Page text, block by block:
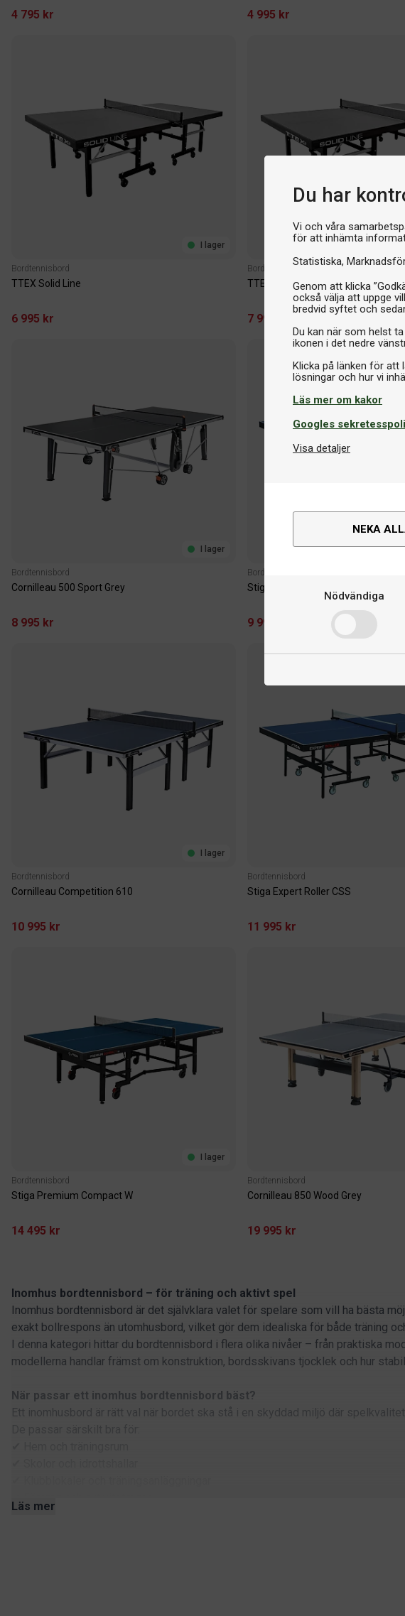
Du har
Vi och våra
för att inhämta
Statistiska
Genom att klicka
också välja att uppge
bredvid syftet och
Du kan när som helst
ikonen i det nedre
Klicka på länken för att
Läs mer om kakor
Googles
Visa detaljer
NEKA
Nödvändiga
4 795 kr 4 995 kr
I lager
Bordtennisbord
TTEX Solid Line
6 995 kr
Bordtennisbord
TTEX Solid Line 5-star Pack
7 995 kr
I lager
Bordtennisbord
Cornilleau 500 Sport Grey
8 995 kr
Bordtennisbord
Stiga Elite Roller Advance
9 995 kr
I lager
Bordtennisbord
Cornilleau Competition 610
10 995 kr
Bordtennisbord
Stiga Expert Roller CSS
11 995 kr
I lager
Bordtennisbord
Stiga Premium Compact W
14 495 kr
Bordtennisbord
Cornilleau 850 Wood Grey
19 995 kr
Inomhus bordtennisbord – för träning och aktivt spel
Inomhus bordtennisbord är det självklara valet för spelare som vill ha bästa
exakt bollrespons än utomhusbord, vilket gör dem idealiska för både träning
I denna kategori hittar du bordtennisbord i flera olika nivåer – från praktiska
modellerna handlar främst om konstruktion, bordsskivans tjocklek och hur
När passar ett inomhus bordtennisbord bäst?
Ett inomhusbord är rätt val när bordet ska stå i en skyddad miljö där
Läs mer